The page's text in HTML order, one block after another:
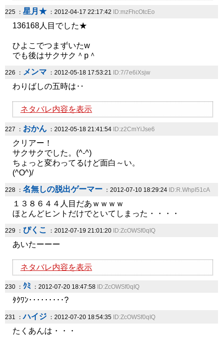
225 ： 星月★ ：2012-04-17 22:17:42 ID:mzFhcOtcEo
136168人目でした★
ひよこでつまずいたw
でも後はサクサク＾p＾
226 ： メンマ ：2012-05-18 17:53:21 ID:7/7e6iXsjw
わりばしの五時は‥
ネタバレ内容を表示
227 ： おかん ：2012-05-18 21:41:54 ID:z2CmYiJse6
クリアー！
サクサクでした。(^-^)
ちょっと変わってるけど面白～い。
(^O^)/
228 ： 名無しの脱出ゲーマー ：2012-07-10 18:29:24 ID:R.WhpI51cA
１３８６４４人目だあｗｗｗｗ
ほとんどヒントだけでといてしまった・・・・
229 ： ぴくこ ：2012-07-19 21:01:20 ID:ZcOWSf0qIQ
あいたーーー
ネタバレ内容を表示
230 ： ｸﾐ ：2012-07-20 18:47:58 ID:ZcOWSf0qIQ
ﾀｸﾜﾝ･････････?
231 ：ハイジ ：2012-07-20 18:54:35 ID:ZcOWSf0qIQ
たくあんは・・・